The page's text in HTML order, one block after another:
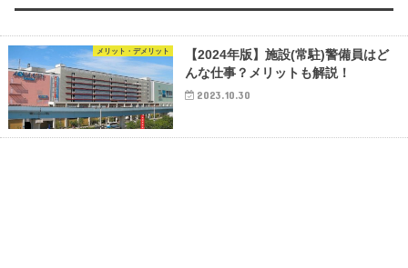
メリット・デメリット
【2024年版】施設(常駐)警備員はど
んな仕事？メリットも解説！
2023.10.30